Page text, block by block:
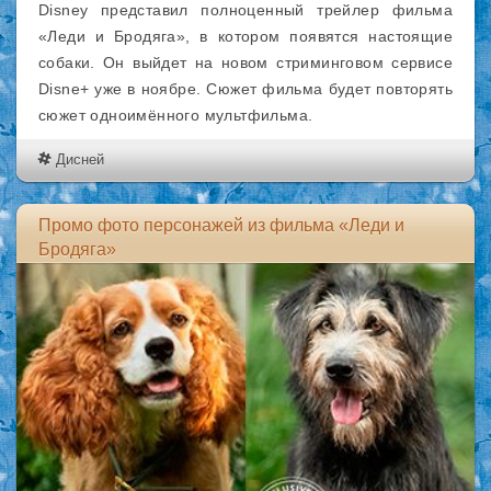
Disney представил полноценный трейлер фильма
«Леди и Бродяга», в котором появятся настоящие
собаки. Он выйдет на новом стриминговом сервисе
Disne+ уже в ноябре. Сюжет фильма будет повторять
сюжет одноимённого мультфильма.
Дисней
Промо фото персонажей из фильма «Леди и
Бродяга»